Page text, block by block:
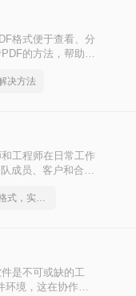
格式便于查看、分
的方法，帮助您
决方法
工程师在日常工作
成员、客户和合作
如何将cad转成pdf格式，实用的方法来了
是不可或缺的工
环境，这在协作、